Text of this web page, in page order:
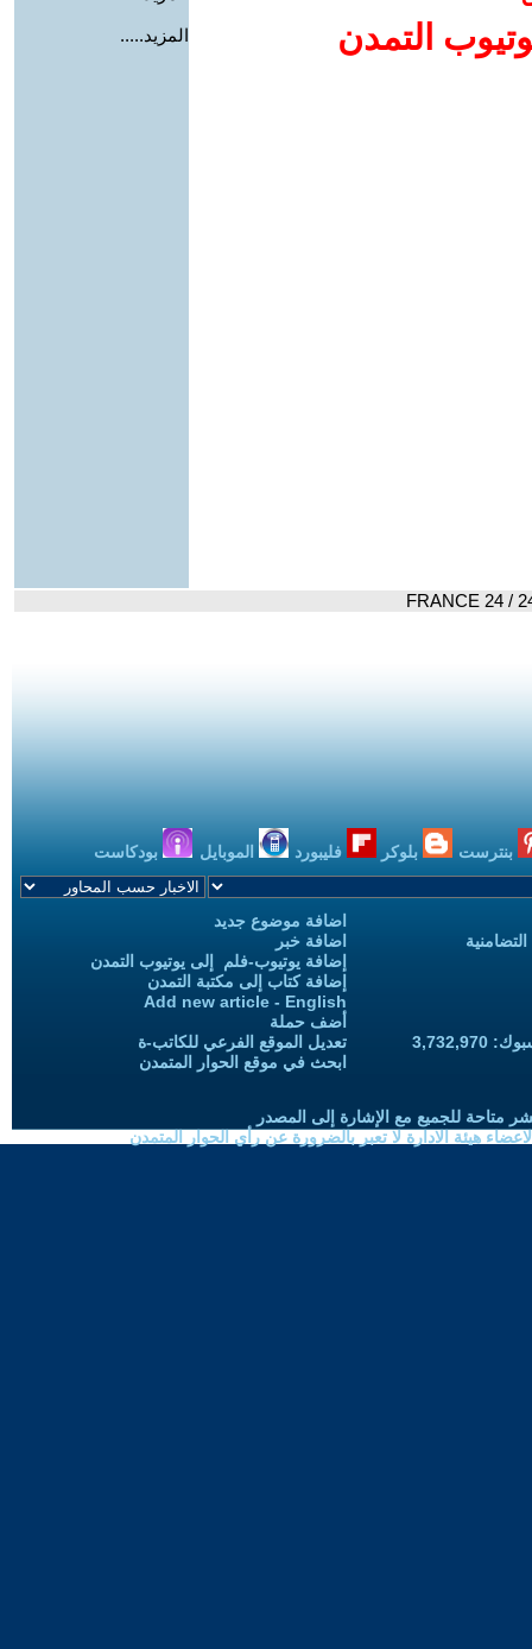
التمدن
المزيد.....
بنترست بلوكر فليبورد الموبايل بودكاست
اضافة موضوع جديد
اضافة خبر
إضافة يوتيوب-فلم إلى يوتيوب التمدن
إضافة كتاب إلى مكتبة التمدن
Add new article - English
أضف حملة
تعديل الموقع الفرعي للكاتب-ة
ابحث في موقع الحوار المتمدن
متاحة للجميع مع الإشارة إلى المصدر
هيئة الادارة لا تعبر بالضرورة عن رأي الحوار المتمدن